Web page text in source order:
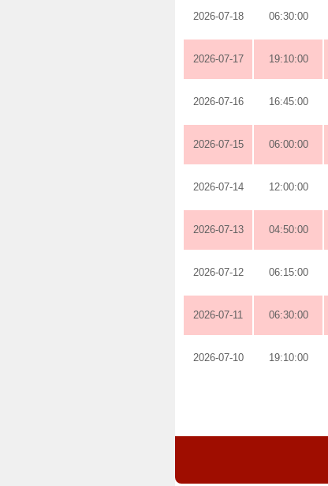
2026-07-18 06:30:00
2026-07-17 19:10:00
2026-07-16 16:45:00
2026-07-15 06:00:00
2026-07-14 12:00:00
2026-07-13 04:50:00
2026-07-12 06:15:00
2026-07-11 06:30:00
2026-07-10 19:10:00